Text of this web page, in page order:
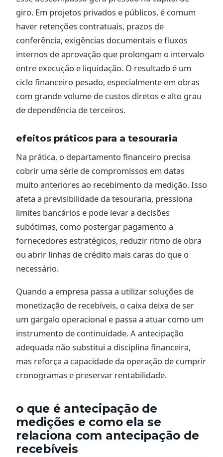
giro. Em projetos privados e públicos, é comum
haver retenções contratuais, prazos de
conferência, exigências documentais e fluxos
internos de aprovação que prolongam o intervalo
entre execução e liquidação. O resultado é um
ciclo financeiro pesado, especialmente em obras
com grande volume de custos diretos e alto grau
de dependência de terceiros.
efeitos práticos para a tesouraria
Na prática, o departamento financeiro precisa
cobrir uma série de compromissos em datas
muito anteriores ao recebimento da medição. Isso
afeta a previsibilidade da tesouraria, pressiona
limites bancários e pode levar a decisões
subótimas, como postergar pagamento a
fornecedores estratégicos, reduzir ritmo de obra
ou abrir linhas de crédito mais caras do que o
necessário.
Quando a empresa passa a utilizar soluções de
monetização de recebíveis, o caixa deixa de ser
um gargalo operacional e passa a atuar como um
instrumento de continuidade. A antecipação
adequada não substitui a disciplina financeira,
mas reforça a capacidade da operação de cumprir
cronogramas e preservar rentabilidade.
o que é antecipação de
medições e como ela se
relaciona com antecipação de
recebíveis